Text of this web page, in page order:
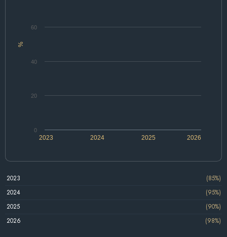
%
2024 2026
2023 2025
0
20
40
60
2023
(85%)
2024
(95%)
2025
(90%)
2026
(98%)